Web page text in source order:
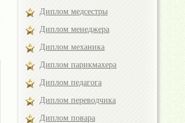
Диплом медсестры
Диплом менеджера
Диплом механика
Диплом парикмахера
Диплом педагога
Диплом переводчика
Диплом повара